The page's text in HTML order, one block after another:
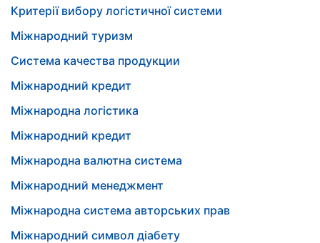
Критерії вибору логістичної системи
Міжнародний туризм
Система качества продукции
Міжнародний кредит
Міжнародна логістика
Міжнародний кредит
Міжнародна валютна система
Міжнародний менеджмент
Міжнародна система авторських прав
Міжнародний символ діабету